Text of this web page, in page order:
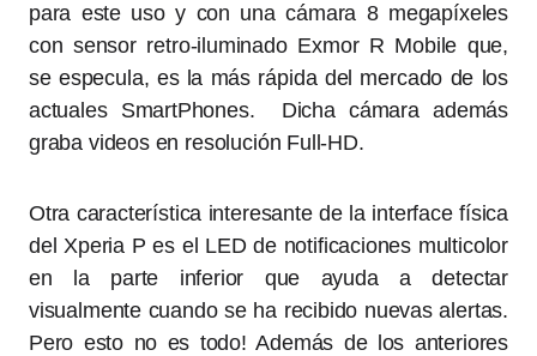
para este uso y con una cámara 8 megapíxeles
con sensor retro-iluminado Exmor R Mobile que,
se especula, es la más rápida del mercado de los
actuales SmartPhones. Dicha cámara además
graba videos en resolución Full-HD.
Otra característica interesante de la interface física
del Xperia P es el LED de notificaciones multicolor
en la parte inferior que ayuda a detectar
visualmente cuando se ha recibido nuevas alertas.
Pero esto no es todo! Además de los anteriores